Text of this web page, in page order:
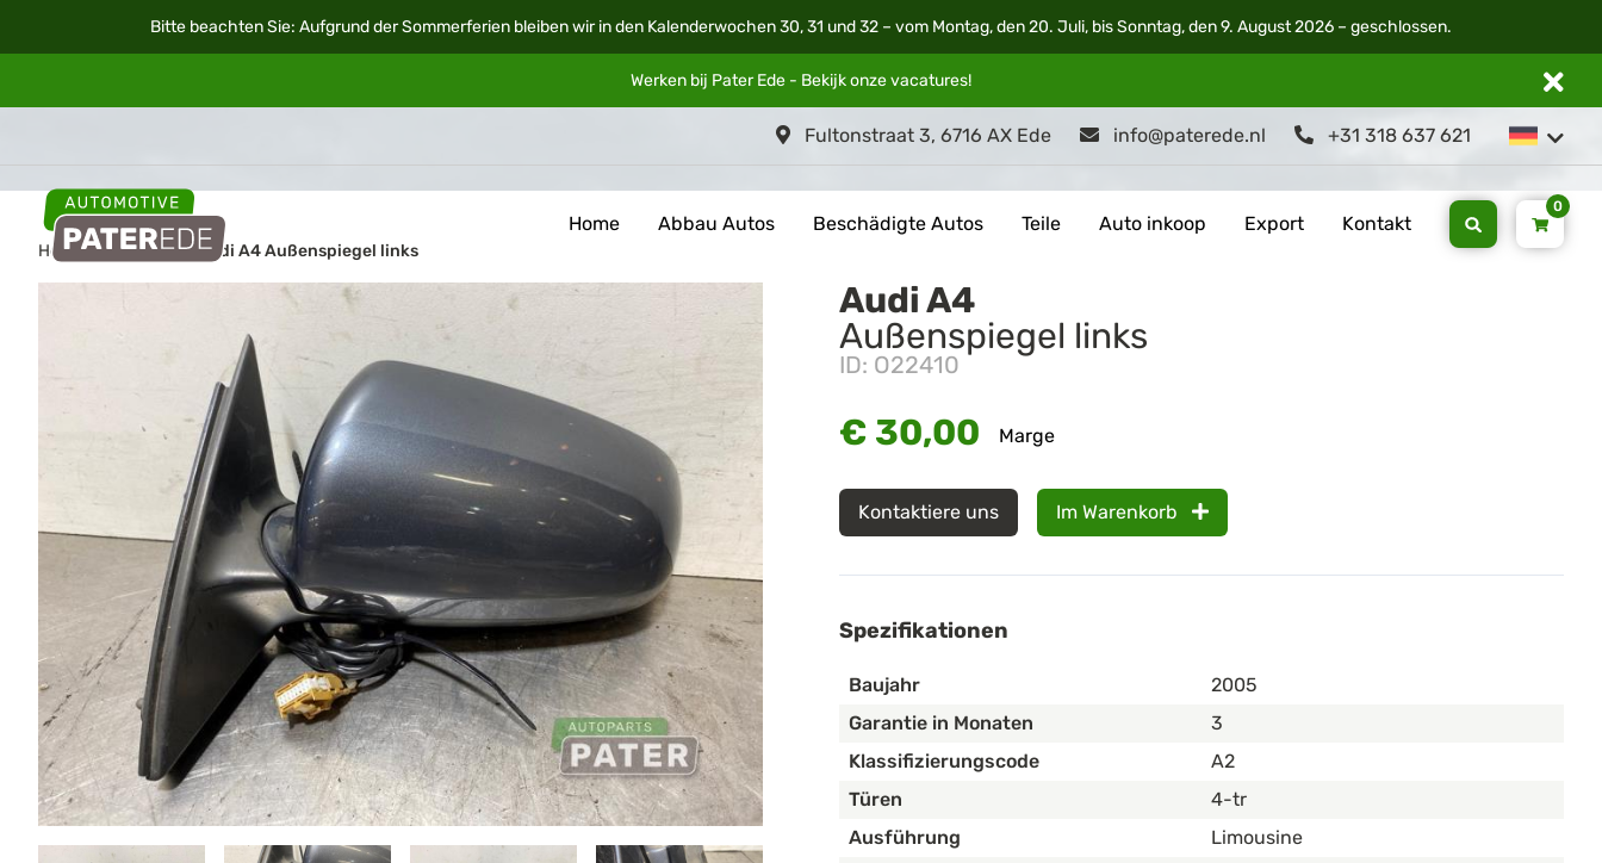
Bitte beachten Sie: Aufgrund der Sommerferien bleiben wir in den Kalenderwochen 30, 31 und 32 – vom Montag, den 20. Juli, bis Sonntag, den 9. August 2026 – geschlossen.
Werken bij Pater Ede - Bekijk onzevacatures!
Fultonstraat 3, 6716 AX Ede info@paterede.nl +31 318 637 621
Home Abbau Autos Beschädigte Autos Teile Auto inkoop Export Kontakt
0
Home Autoteile Audi A4 Außenspiegel links
Audi A4
Außenspiegel links
ID: O22410
€ 30,00 Marge
Kontaktiere uns Im Warenkorb
Spezifikationen
Baujahr
2005
Garantie in Monaten
3
Klassifizierungscode
A2
Türen
4-tr
Ausführung
Limousine